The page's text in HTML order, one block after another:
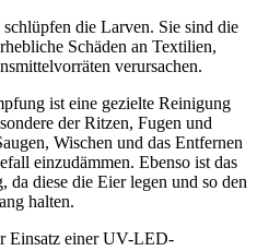
die Larven. Sie sind die
Schäden an Textilien,
verursachen.
ist eine gezielte Reinigung
der Ritzen, Fugen und
Wischen und das Entfernen
einzudämmen. Ebenso ist das
da diese die Eier legen und so den
halten.
Einsatz einer UV-LED-